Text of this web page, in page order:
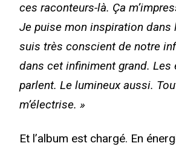
ces raconteurs-là. Ça
Je puise mon inspiration dans
suis très conscient de notre
dans cet infiniment grand. Les
parlent. Le lumineux aussi.
m’électrise. »
Et l’album est chargé. En